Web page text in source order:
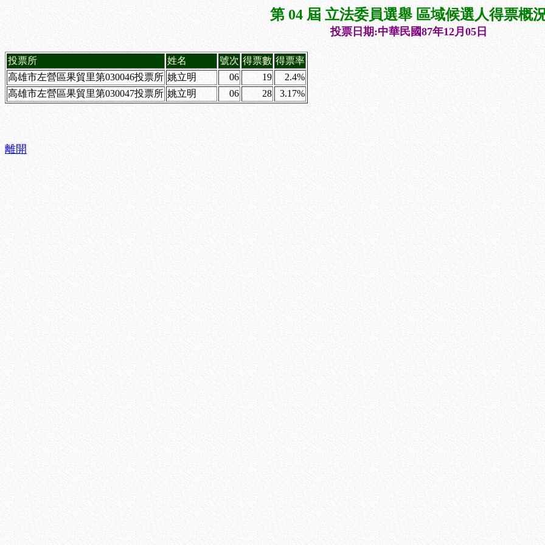
第 04 屆 立法委員選舉 區域候選人得票概
投票日期:中華民國87年12月05日
投票所 姓名 號次 得票數 得票率
高雄市左營區果貿里第030046投票所 姚立明 06 19
2.4%
高雄市左營區果貿里第030047投票所 姚立明 06 28 3.17%
離開